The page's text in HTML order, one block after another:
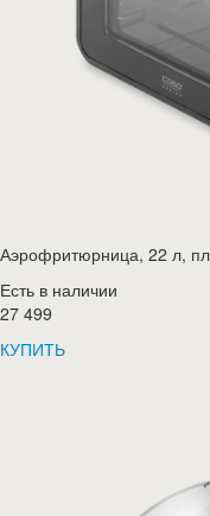
Аэрофритюрница, 22 л,
Есть в наличии
27 499
КУПИТЬ